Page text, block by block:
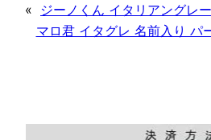
«
ジーノくん イタリアングレ
マロ君 イタグレ 名前入り パ